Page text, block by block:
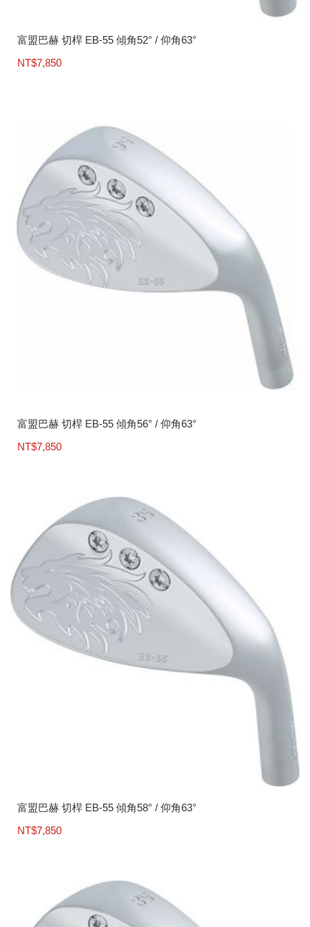
富盟巴赫 切桿 EB-55 傾角52° / 仰角63°
NT$7,850
富盟巴赫 切桿 EB-55 傾角56° / 仰角63°
NT$7,850
富盟巴赫 切桿 EB-55 傾角58° / 仰角63°
NT$7,850